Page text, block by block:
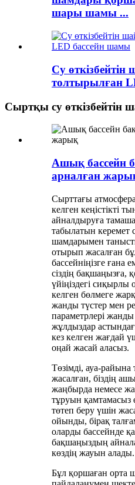
шары шамы ...
Су
толтырылған
Сыртқы су өткізбейтін
Ашық бассейн
арналған
Сырттағы
келген кеңістікті
айналдыруға
табылатын керемет
шамдарымен
отырып жасалған
бассейніңізге ғана
сіздің бақшаңызға,
үйіңіздегі
келген бөлмеге
жанды түстер мен
параметрлері
жұлдыздар
кез келген жағдай
оңай жасай аласыз.
Төзімді, ауа-райына
жасалған, біздің
жаңбырда немесе
тұруын қамтамасыз
төтеп беру үшін
ойынды, бірақ
оларды бассейнде
бақшаңыздың
көздің жауын
Бұл қоршаған орта